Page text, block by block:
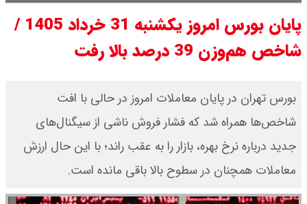
پایان بورس امروز یکشنبه 31 خرداد 1405 /
شاخص هم‌وزن 39 درصد بالا رفت
بورس تهران در پایان معاملات امروز در حالی با افت
شاخص‌ها همراه شد که فشار فروش ناشی از سیگنال‌های
جدید درباره نرخ بهره، بازار را به عقب راند؛ با این حال ارزش
معاملات همچنان در سطوح بالا باقی مانده است.